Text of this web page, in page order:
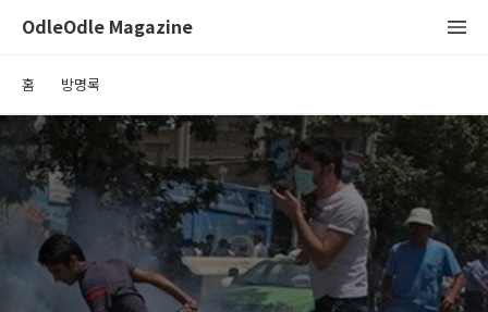
OdleOdle Magazine
홈 방명록